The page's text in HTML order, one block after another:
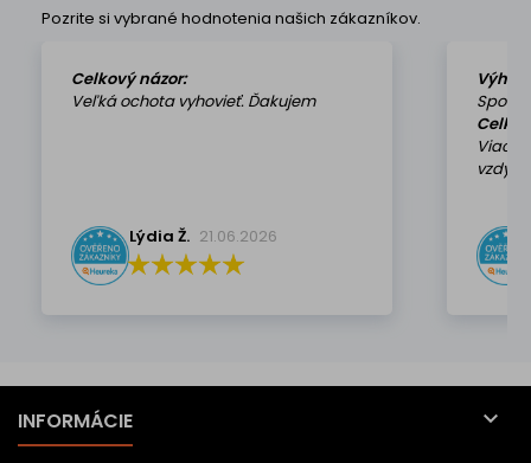
Pozrite si vybrané hodnotenia našich zákazníkov.
Celkový názor:
Veľká ochota vyhovieť. Ďakujem
Lýdia Ž. 21.06.2026
vzdy k
INFORMÁCIE 